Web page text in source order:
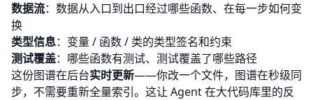
数据流：数据从入口到出口经过哪些函数、在每一步如何变
换
类型信息：变量 / 函数 / 类的类型签名和约束
测试覆盖：哪些函数有测试、测试覆盖了哪些路径
这份图谱在后台实时更新——你改一个文件，图谱在秒级同
步，不需要重新全量索引。这让 Agent 在大代码库里的反